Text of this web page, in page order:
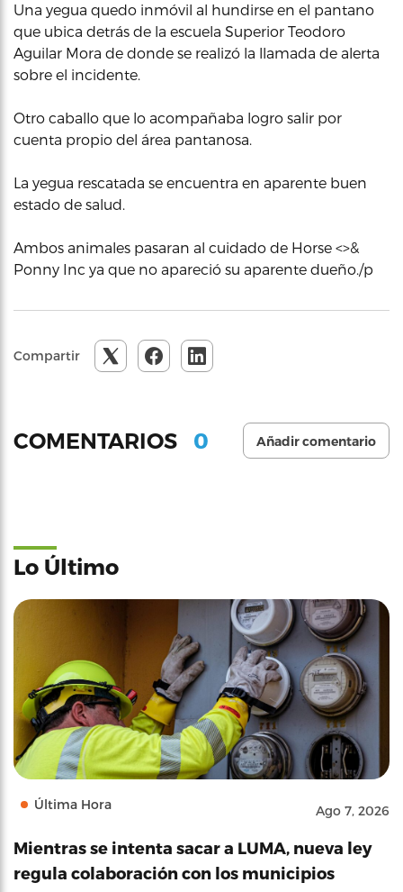
Una yegua quedo inmóvil al hundirse en el pantano
que ubica detrás de la escuela Superior Teodoro
Aguilar Mora de donde se realizó la llamada de alerta
sobre el incidente.
Otro caballo que lo acompañaba logro salir por
cuenta propio del área pantanosa.
La yegua rescatada se encuentra en aparente buen
estado de salud.
Ambos animales pasaran al cuidado de Horse <>&
Ponny Inc ya que no apareció su aparente dueño./p
Compartir
COMENTARIOS 0 Añadir comentario
Lo Último
Última Hora Ago 7, 2026
Mientras se intenta sacar a LUMA, nueva ley
regula colaboración con los municipios